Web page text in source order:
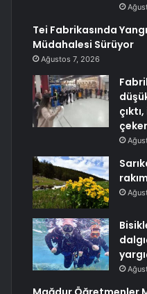
Tei Fabrikasında
Müdahalesi Sürüyor
Ağustos 7, 2026